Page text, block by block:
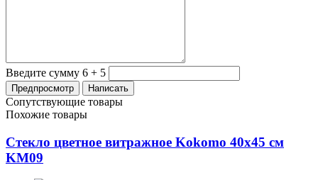
Введите сумму 6 + 5
Сопутствующие товары
Похожие товары
Стекло цветное витражное Kokomo 40х45 см
KМ09